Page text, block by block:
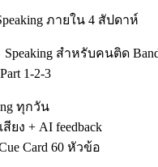
ภายใน 4 สัปดาห์
สำหรับคนติด
1-2-3
ทุกวัน
ยง + AI feedback
Card 60 หัวข้อ